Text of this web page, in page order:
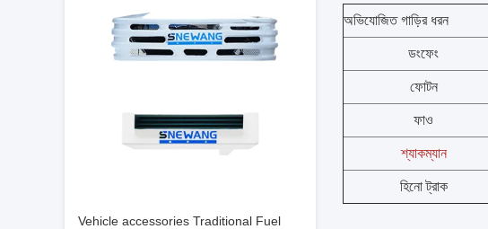
Vehicle accessories Traditional Fuel
অভিযোজিত গাড়ির ধরন
ডংফেং
ফোটন
ফাও
শ্যাকম্যান
হিনো ট্রাক